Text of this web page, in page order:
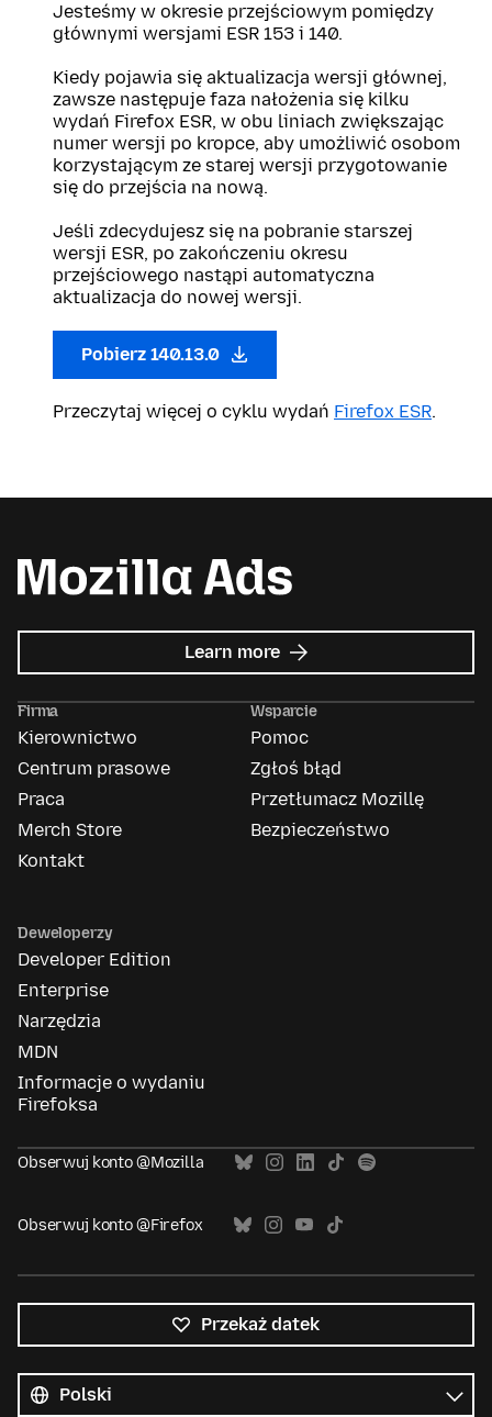
Jesteśmy w okresie przejściowym pomiędzy
głównymi wersjami ESR 153 i 140.
Kiedy pojawia się aktualizacja wersji głównej,
zawsze następuje faza nałożenia się kilku
wydań Firefox ESR, w obu liniach zwiększając
numer wersji po kropce, aby umożliwić osobom
korzystającym ze starej wersji przygotowanie
się do przejścia na nową.
Jeśli zdecydujesz się na pobranie starszej
wersji ESR, po zakończeniu okresu
przejściowego nastąpi automatyczna
aktualizacja do nowej wersji.
Pobierz 140.13.0
Przeczytaj więcej o cyklu wydań Firefox ESR.
Learn more about
Mozilla
Firma
Kierownictwo
Centrum prasowe
Praca
Merch Store
Kontakt
Wsparcie
Pomoc
Zgłoś błąd
Przetłumacz Mozillę
Bezpieczeństwo
Deweloperzy
Developer Edition
Enterprise
Narzędzia
MDN
Informacje o wydaniu
Firefoksa
Obserwuj konto @Mozilla
Obserwuj konto @Firefox
Przekaż datek
języki
Język